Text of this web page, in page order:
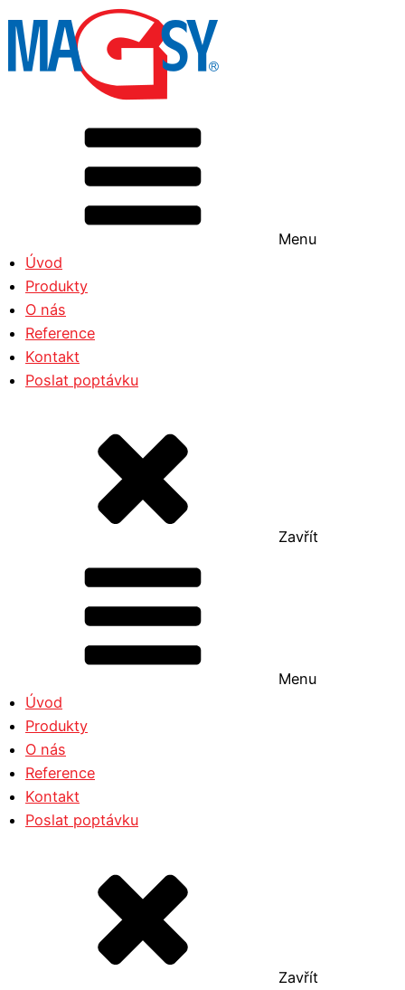
Menu
Úvod
Produkty
O nás
Reference
Kontakt
Poslat poptávku
Zavřít
Menu
Úvod
Produkty
O nás
Reference
Kontakt
Poslat poptávku
Zavřít